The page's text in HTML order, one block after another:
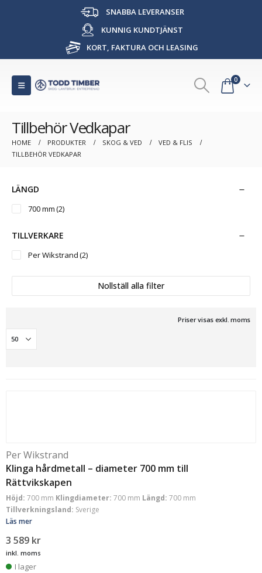
SNABBA LEVERANSER
KUNNIG KUNDTJÄNST
KORT, FAKTURA OCH LEASING
0
Tillbehör Vedkapar
HOME PRODUKTER SKOG & VED
VED & FLIS
TILLBEHÖR VEDKAPAR
LÄNGD
700 mm(2)
TILLVERKARE
Per Wikstrand(2)
Nollställ alla filter
Priser visas exkl. moms
Per Wikstrand
Klinga hårdmetall – diameter 700 mm till
Rättvikskapen
Höjd: 700 mm Klingdiameter: 700 mm Längd: 700 mm
Tillverkningsland: Sverige
Läs mer
3 589 kr
inkl. moms
I lager